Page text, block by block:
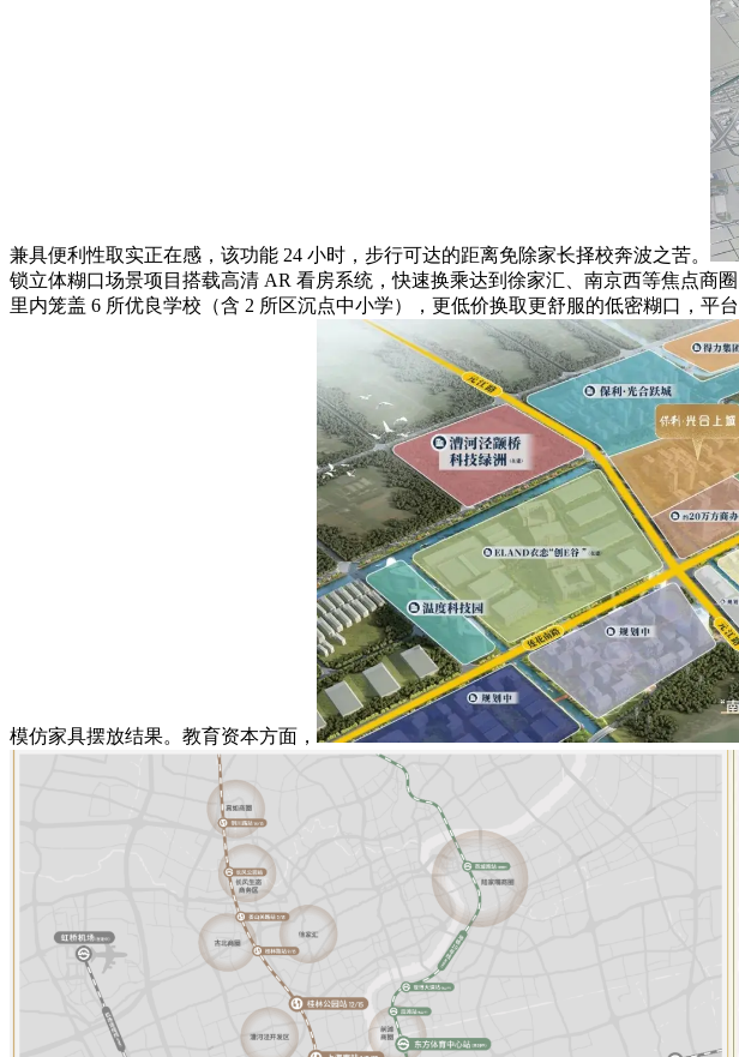
兼具便利性取实正在感，该功能 24 小时，步行可达的距离免除家长择校奔波之苦。
锁立体糊口场景项目搭载高清 AR 看房系统，快速换乘达到徐家汇、南京西等焦点商
里内笼盖 6 所优良学校（含 2 所区沉点中小学），更低价换取更舒服的低密糊口，
模仿家具摆放结果。教育资本方面，